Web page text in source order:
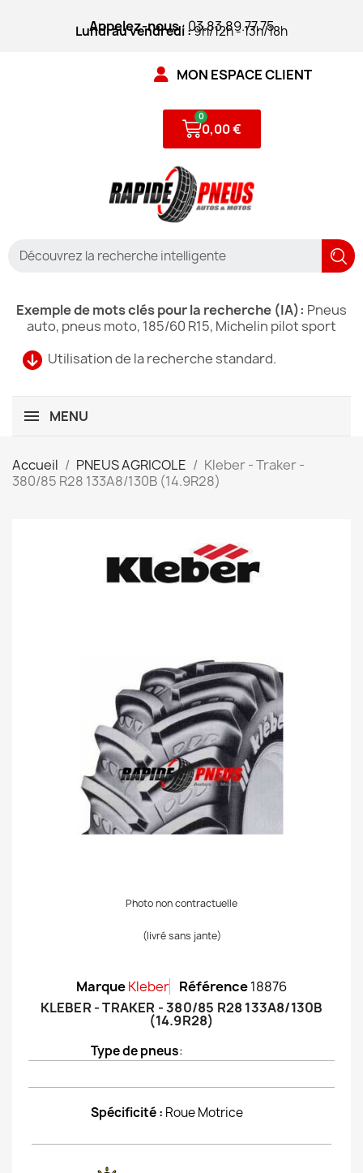
Appelez-nous: 03.83.89.77.75
Lundi au vendredi :9h/12h - 13h/18h
MON ESPACE CLIENT
0,00 €
Utilisation de la recherche standard.
Exemple de mots clés pour la recherche (IA): Pneus
auto, pneus moto, 185/60 R15, Michelin pilot sport
MENU
Accueil PNEUS AGRICOLE
Kleber - Traker -
380/85 R28 133A8/130B (14.9R28)
Photo non contractuelle
(livré sans jante)
MarqueKleber Référence18876
KLEBER - TRAKER - 380/85 R28 133A8/130B
(14.9R28)
Type de pneus:
Spécificité : Roue Motrice